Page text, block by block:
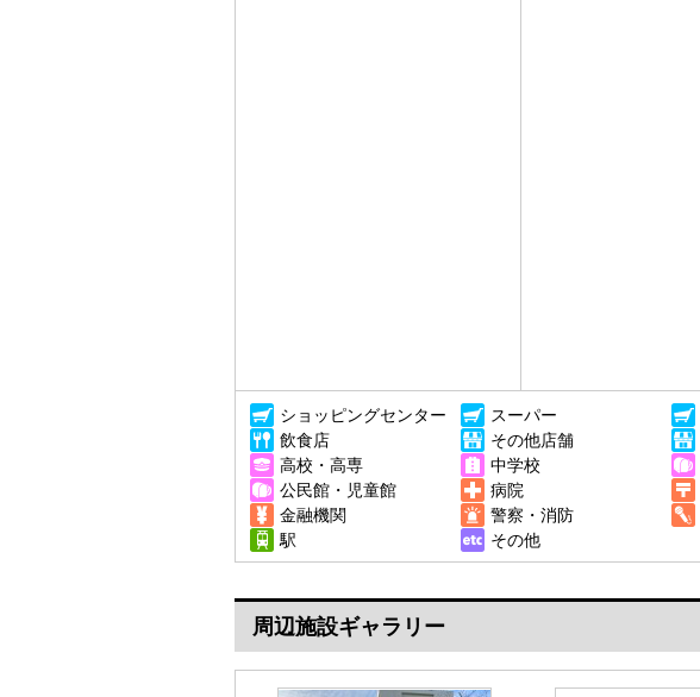
ショッピングセンター スーパー
飲食店
その他店舗
高校・高専
中学校
公民館・児童館
病院
金融機関
警察・消防
駅
その他
周辺施設ギャラリー